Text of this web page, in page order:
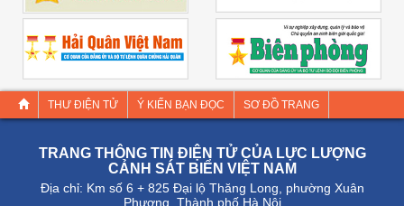
THƯ ĐIỆN TỬ Ý KIẾN BẠN ĐỌC SƠ ĐỒ TRANG
TRANG THÔNG TIN ĐIỆN TỬ CỦA LỰC LƯỢNG
CẢNH SÁT BIỂN VIỆT NAM
Địa chỉ: Km số 6 + 825 Đại lộ Thăng Long, phường Xuân
Phương, Thành phố Hà Nội